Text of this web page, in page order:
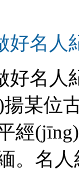
名人紀
名人
位古
(jīng)
。